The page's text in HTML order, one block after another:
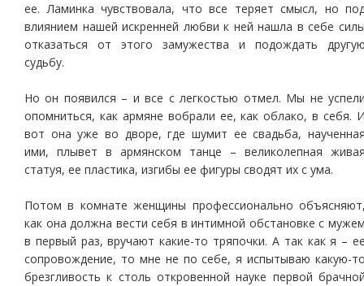
ее. Ламинка чувствовала, что все теряет смысл, но
влиянием нашей искренней любви к ней нашла в себе
отказаться от этого замужества и подождать
судьбу.
Но он появился – и все с легкостью отмел. Мы не
опомниться, как армяне вобрали ее, как облако, в себя.
вот она уже во дворе, где шумит ее свадьба,
ими, плывет в армянском танце – великолепная
статуя, ее пластика, изгибы ее фигуры сводят их с ума.
Потом в комнате женщины профессионально
как она должна вести себя в интимной обстановке с
в первый раз, вручают какие-то тряпочки. А так как я –
сопровождение, то мне не по себе, я испытываю какую-
брезгливость к столь откровенной науке первой